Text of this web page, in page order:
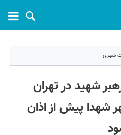
شهری
شهید در تهران
مطهر شهدا پیش از اذان